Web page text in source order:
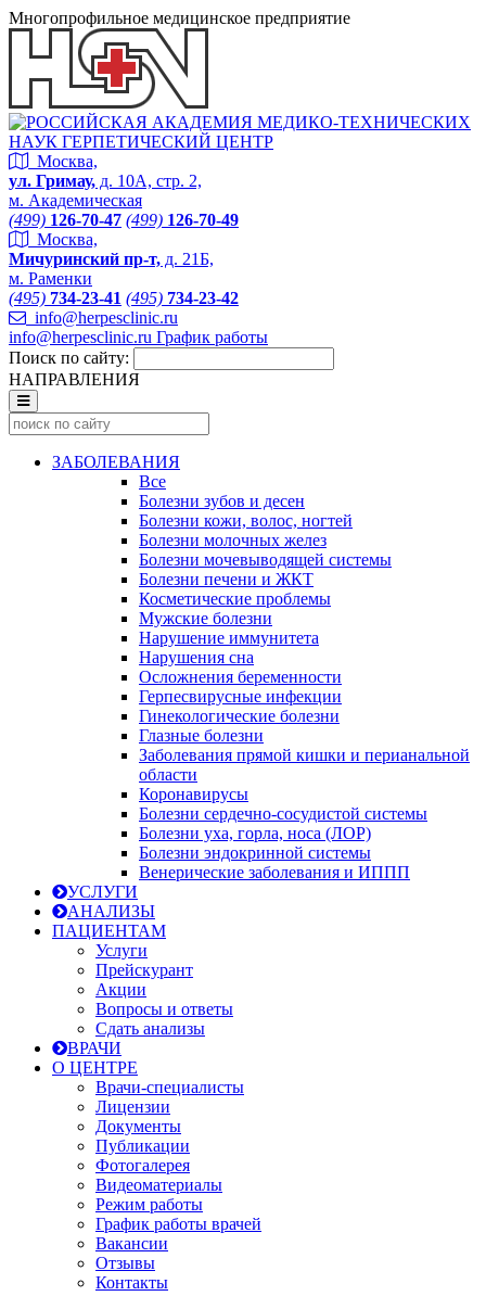
Многопрофильное медицинское предприятие
Москва,
ул. Гримау, д. 10А, стр. 2,
м. Академическая
(499) 126-70-47 (499) 126-70-49
Москва,
Мичуринский пр-т, д. 21Б,
м. Раменки
(495) 734-23-41 (495) 734-23-42
info@herpesclinic.ru
info@herpesclinic.ru График работы
Поиск по сайту:
НАПРАВЛЕНИЯ
ЗАБОЛЕВАНИЯ
Все
Болезни зубов и десен
Болезни кожи, волос, ногтей
Болезни молочных желез
Болезни мочевыводящей системы
Болезни печени и ЖКТ
Косметические проблемы
Мужские болезни
Нарушение иммунитета
Нарушения сна
Осложнения беременности
Герпесвирусные инфекции
Гинекологические болезни
Глазные болезни
Заболевания прямой кишки и перианальной
области
Коронавирусы
Болезни сердечно-сосудистой системы
Болезни уха, горла, носа (ЛОР)
Болезни эндокринной системы
Венерические заболевания и ИППП
УСЛУГИ
АНАЛИЗЫ
ПАЦИЕНТАМ
Услуги
Прейскурант
Акции
Вопросы и ответы
Сдать анализы
ВРАЧИ
О ЦЕНТРЕ
Врачи-специалисты
Лицензии
Документы
Публикации
Фотогалерея
Видеоматериалы
Режим работы
График работы врачей
Вакансии
Отзывы
Контакты